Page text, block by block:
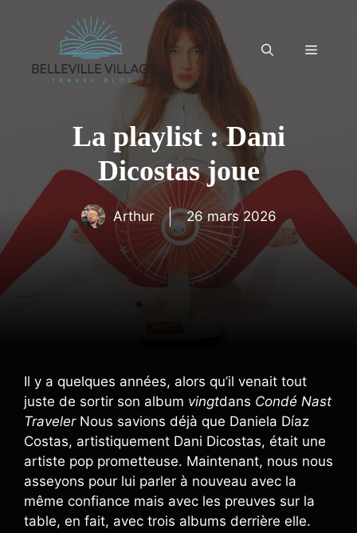
Menu
La playlist : Dani
Dicostas joue
Arthur 26 mars 2026
Il y a quelques années, alors qu’il venait tout
juste de sortir son album vingtdans Condé Nast
TravelerNous savions déjà que Daniela Díaz
Costas, artistiquement Dani Dicostas, était une
artiste pop prometteuse. Maintenant, nous nous
asseyons pour lui parler à nouveau avec la
même confiance mais avec les preuves sur la
table, en fait, avec trois albums derrière elle.